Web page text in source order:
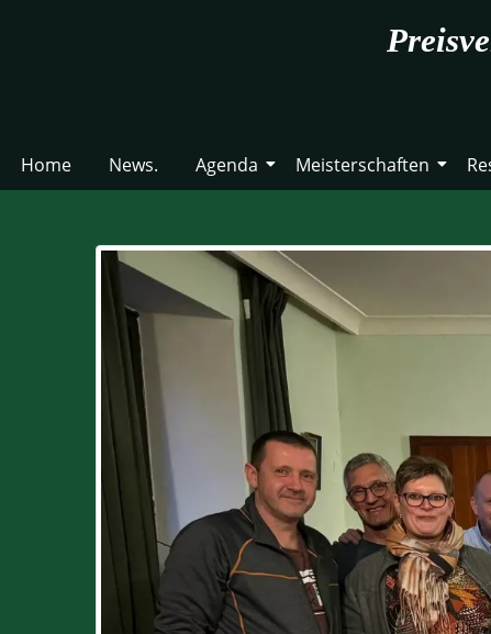
Home News. Agenda Meisterschaften